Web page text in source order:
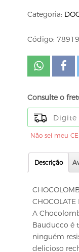
Categoria:
Código:
Consulte o
Não sei meu
Descrição
A
Bauducco é
ninguém
delicioso